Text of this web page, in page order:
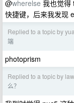
@wherelse 我也觉得
快捷键，后来我发现
Replied to a topic by
端
photoprism
Replied to a topic by
么？